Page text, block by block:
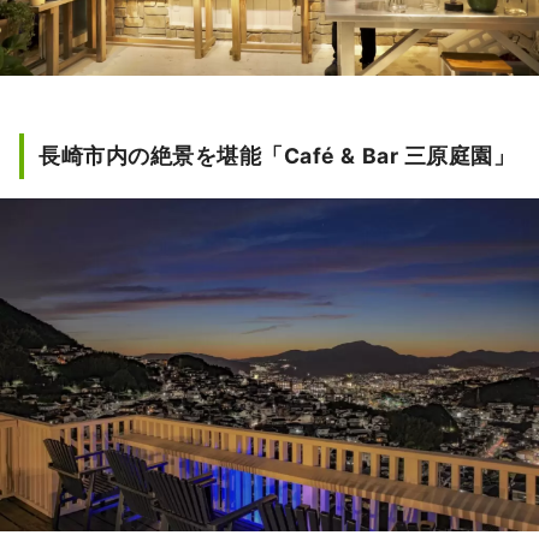
長崎市内の絶景を堪能「Café & Bar 三原庭園」